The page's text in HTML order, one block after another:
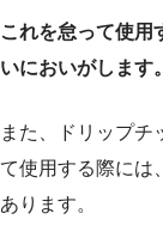
これを怠って使用
いにおいがします。
また、ドリップチ
て使用する際には
あります。